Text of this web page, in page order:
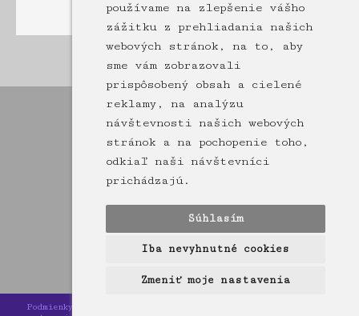
používame na zlepšenie vášho
zážitku z prehliadania našich
webových stránok, na to, aby
sme vám zobrazovali
prispôsobený obsah a cielené
reklamy, na analýzu
návštevnosti našich webových
stránok a na pochopenie toho,
odkiaľ naši návštevníci
prichádzajú.
Súhlasím
Iba nevyhnutné cookies
Zmeniť moje nastavenia
Stránka: [1]
Podmienky používania